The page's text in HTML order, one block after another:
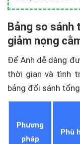
Bảng so sánh
giảm nọng
Để Anh dễ dàng
thời gian và tình
bảng đối sánh
Phương
pháp
Phù